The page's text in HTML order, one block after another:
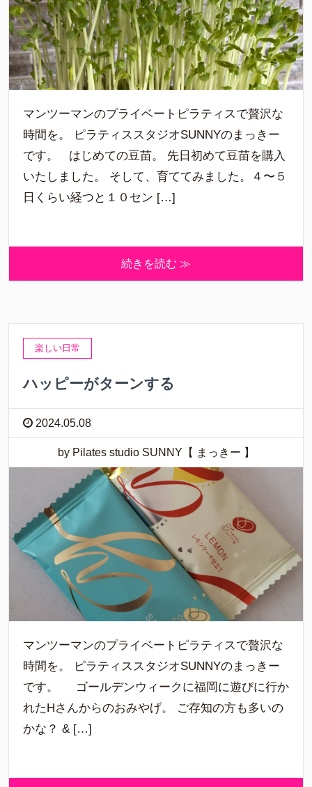
マンツーマンのプライベートピラティスで贅沢な
時間を。 ピラティススタジオSUNNYのまっきー
です。 はじめての豆苗。 先日初めて豆苗を購入
いたしました。 そして、育ててみました。４〜５
日くらい経つと１０セン […]
続きを読む ≫
楽しい日常
ハッピーがターンする
2024.05.08
by Pilates studio SUNNY【 まっきー 】
マンツーマンのプライベートピラティスで贅沢な
時間を。 ピラティススタジオSUNNYのまっきー
です。 ゴールデンウィークに福岡に遊びに行か
れたHさんからのおみやげ。 ご存知の方も多いの
かな？ & […]